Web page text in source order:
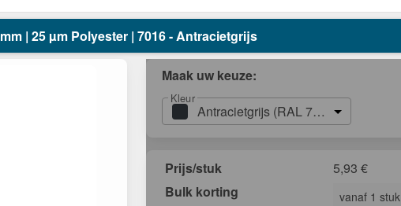
| 25 µm Polyester | 7016 - Antracietgrijs
Maak uw keuze:
Kleur
Antracietgrijs (RAL 7016)
Prijs/stuk 5,93 €
Bulk korting
vanaf 1 stuk